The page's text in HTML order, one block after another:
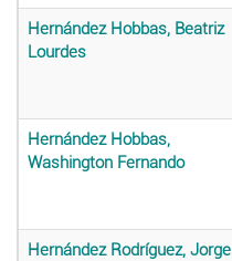
Hernández Hobbas, Beatriz
Lourdes
Hernández Hobbas,
Washington Fernando
Hernández Rodríguez, Jorge